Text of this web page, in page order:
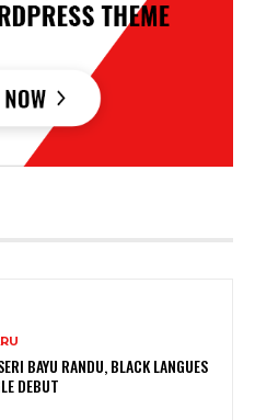
BAYU RANDU, BLACK LANGUES
DEBUT